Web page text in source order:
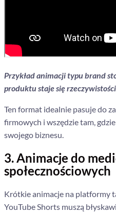
Przykład animacji typu brand
produktu staje się
Ten format idealnie pasuje do
firmowych i wszędzie tam,
swojego biznesu.
3. Animacje do
społecznościowych
Krótkie animacje na platformy
YouTube Shorts muszą